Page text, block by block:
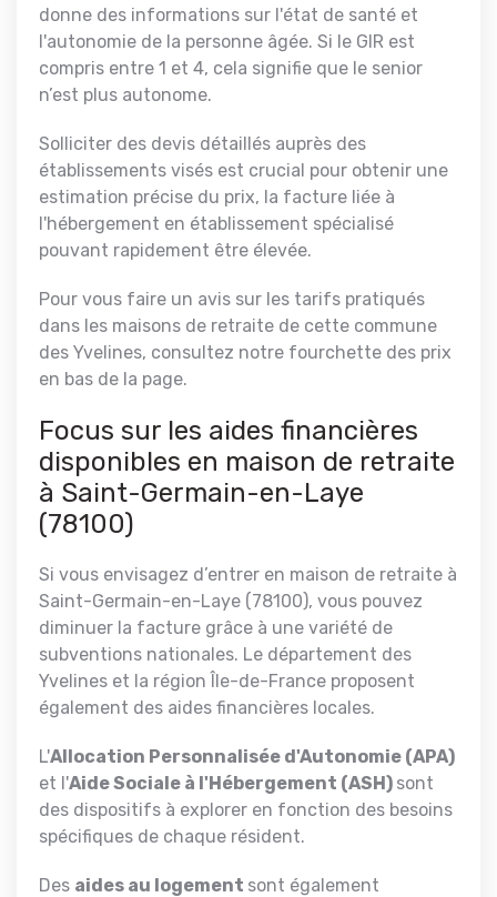
donne des informations sur l'état de santé et
l'autonomie de la personne âgée. Si le GIR est
compris entre 1 et 4, cela signifie que le senior
n’est plus autonome.
Solliciter des devis détaillés auprès des
établissements visés est crucial pour obtenir une
estimation précise du prix, la facture liée à
l'hébergement en établissement spécialisé
pouvant rapidement être élevée.
Pour vous faire un avis sur les tarifs pratiqués
dans les maisons de retraite de cette commune
des Yvelines, consultez notre fourchette des prix
en bas de la page.
Focus sur les aides financières
disponibles en maison de retraite
à Saint-Germain-en-Laye
(78100)
Si vous envisagez d’entrer en maison de retraite à
Saint-Germain-en-Laye (78100), vous pouvez
diminuer la facture grâce à une variété de
subventions nationales. Le département des
Yvelines et la région Île-de-France proposent
également des aides financières locales.
L'Allocation Personnalisée d'Autonomie (APA)
et l'Aide Sociale à l'Hébergement (ASH) sont
des dispositifs à explorer en fonction des besoins
spécifiques de chaque résident.
Des aides au logement sont également